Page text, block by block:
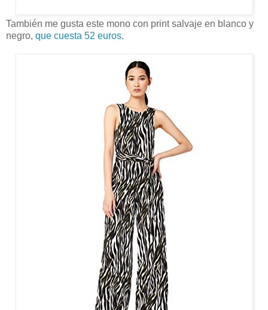
También me gusta este mono con print salvaje en blanco y
negro, que cuesta 52 euros.